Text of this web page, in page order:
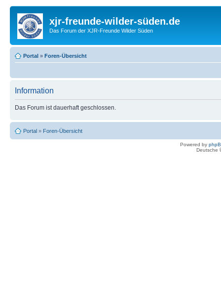
xjr-freunde-wilder-süden.de
Das Forum der XJR-Freunde Wilder Süden
Portal » Foren-Übersicht
Information
Das Forum ist dauerhaft geschlossen.
Portal » Foren-Übersicht
Powered by
Deutsche